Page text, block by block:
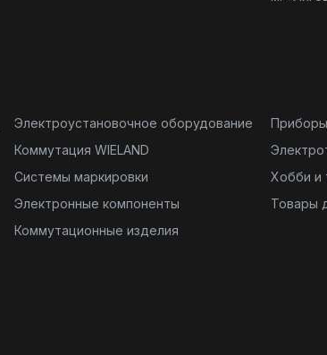
Электроустановочное оборудование
Коммутация WIELAND
Системы маркировки
Электронные компоненты
Коммутационные изделия
Хобби и
Товары